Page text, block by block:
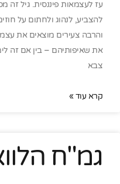
עז לעצמאות פיננסית. גיל
להצביע, לנהוג ולחתום על
והרבה צעירים מוצאים את
את שאיפותיהם – בין אם זה
צבא
קרא עוד »
גמ"ח